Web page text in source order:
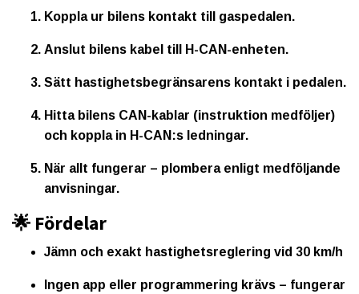
Koppla ur bilens kontakt till gaspedalen.
Anslut bilens kabel till H-CAN-enheten.
Sätt hastighetsbegränsarens kontakt i pedalen.
Hitta bilens CAN-kablar (instruktion medföljer)
och koppla in H-CAN:s ledningar.
När allt fungerar – plombera enligt medföljande
anvisningar.
🌟 Fördelar
Jämn och exakt hastighetsreglering vid 30 km/h
Ingen app eller programmering krävs – fungerar